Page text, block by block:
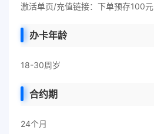
激活单页/充值链接：下单预存100元
办卡年龄
18-30周岁
合约期
24个月